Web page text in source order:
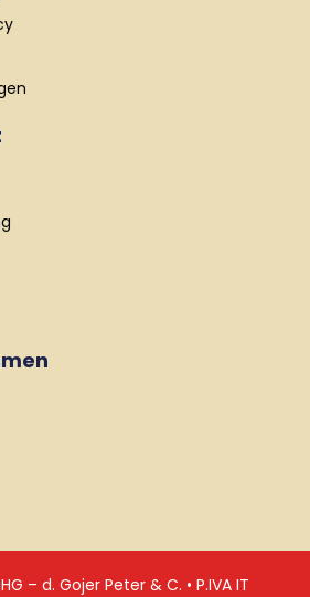
– d. Gojer Peter & C. • P.IVA IT